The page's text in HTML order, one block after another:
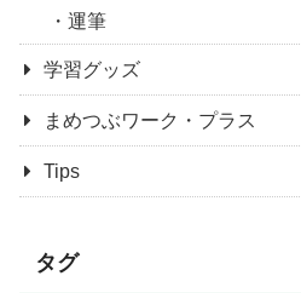
運筆
学習グッズ
まめつぶワーク・プラス
Tips
タグ